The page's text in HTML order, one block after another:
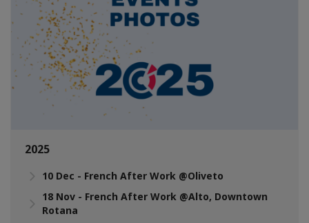
2025
10 Dec - French After Work @Oliveto
18 Nov - French After Work @Alto, Downtown
Rotana